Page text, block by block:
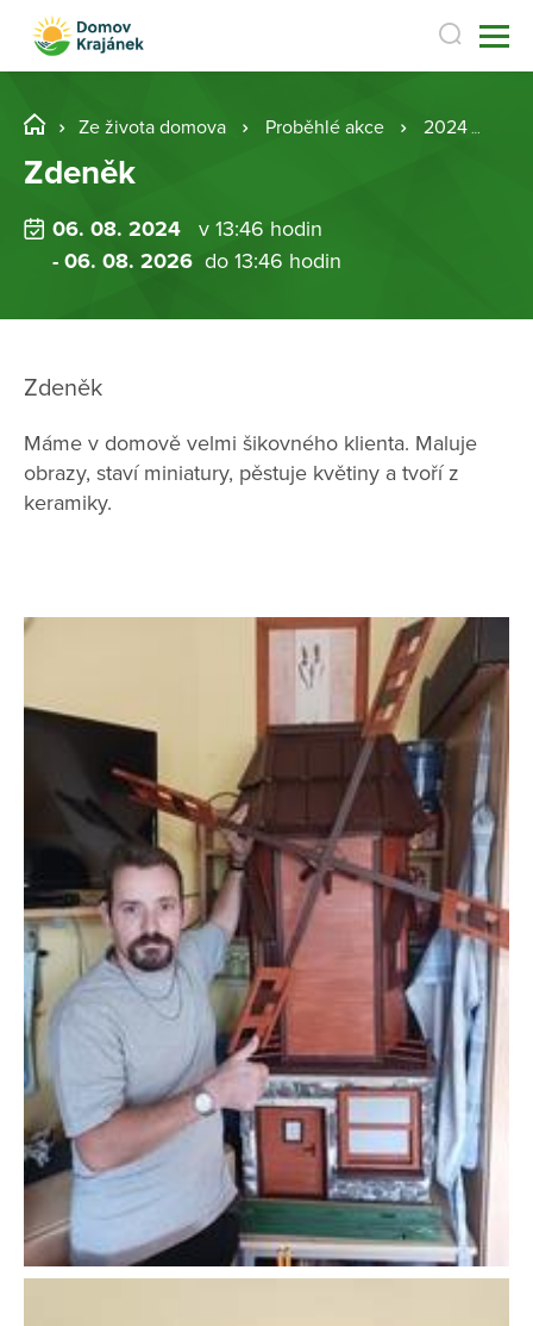
Ze života domova Proběhlé akce 2024
Zdeněk
06. 08. 2024
v 13:46 hodin
- 06. 08. 2026 do 13:46 hodin
Zdeněk
Máme v domově velmi šikovného klienta. Maluje
obrazy, staví miniatury, pěstuje květiny a tvoří z
keramiky.